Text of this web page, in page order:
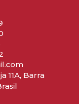
11A, Barra